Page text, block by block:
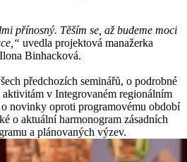
přínosný. Těším se, až budeme moci
uvedla projektová manažerka
Binhacková.
předchozích seminářů, o podrobné
v Integrovaném regionálním
novinky oproti programovému období
o aktuální harmonogram zásadních
a plánovaných výzev.